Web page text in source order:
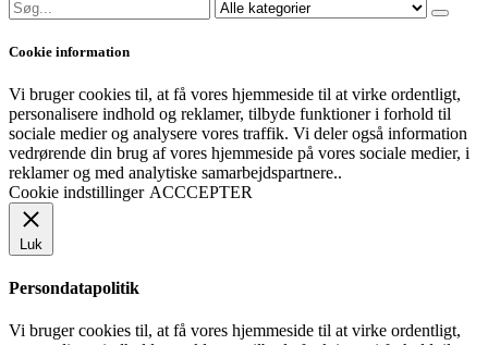
Cookie information
Vi bruger cookies til, at få vores hjemmeside til at virke ordentligt,
personalisere indhold og reklamer, tilbyde funktioner i forhold til
sociale medier og analysere vores traffik. Vi deler også information
vedrørende din brug af vores hjemmeside på vores sociale medier, i
reklamer og med analytiske samarbejdspartnere..
Cookie indstillinger ACCCEPTER
Luk
Persondatapolitik
Vi bruger cookies til, at få vores hjemmeside til at virke ordentligt,